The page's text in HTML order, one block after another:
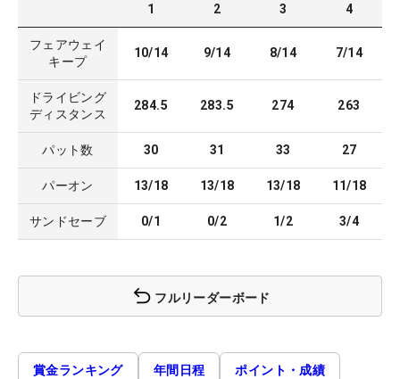
1 2 3 4
フェアウェイ
キープ
10/14 9/14 8/14 7/14
ドライビング
ディスタンス
284.5 283.5 274 263
パット数 30 31 33 27
パーオン 13/18 13/18 13/18 11/18
サンドセーブ 0/1 0/2 1/2 3/4
フルリーダーボード
賞金ランキング 年間日程 ポイント・成績